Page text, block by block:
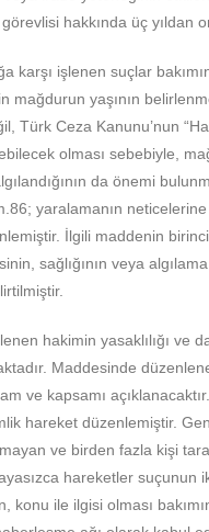
hakkında üç yıldan
karşı işlenen suçlar
mağdurun yaşının
Türk Ceza Kanunu’nun
olması sebebiyle,
da önemi
yaralamanın
İlgili maddenin
sağlığının veya
hakimin yasaklılığı ve
Maddesinde
ve kapsamı
hareket düzenlemiştir.
ve birden fazla kişi
hareketler suçunun
konu ile ilgisi olması